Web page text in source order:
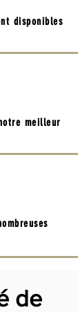
disponibles
meilleur
de